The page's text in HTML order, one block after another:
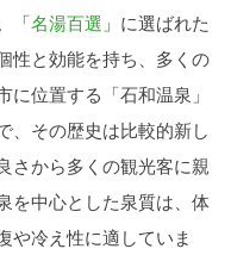
「名湯百選 」に選ばれた
性と効能を持ち、多くの
位置する「石和温泉」
、その歴史は比較的新し
さから多くの観光客に親
を中心とした泉質は、体
や冷え性に適していま